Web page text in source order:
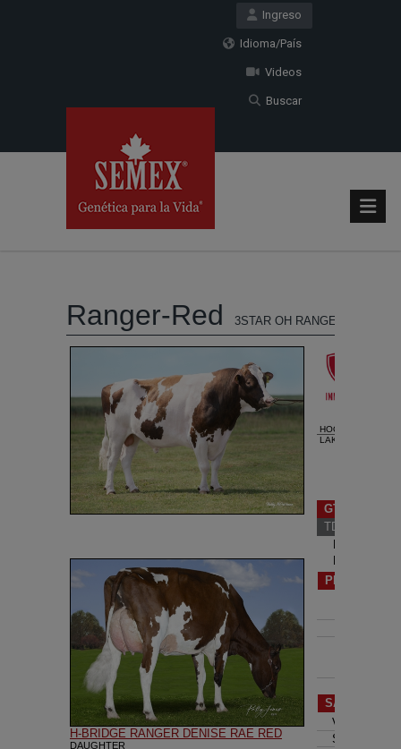
Ingreso
Idioma/País
Videos
Buscar